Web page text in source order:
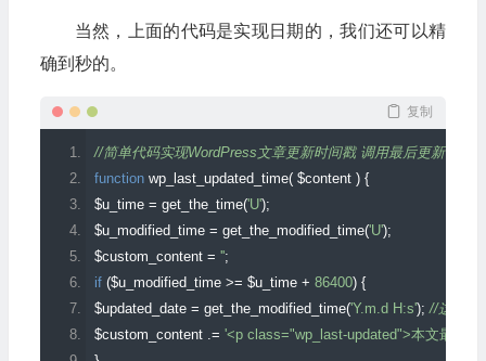
当然，上面的代码是实现日期的，我们还可以精
确到秒的。
复制
//简单代码实现WordPress文章更新时间戳 调用最后更新时间
function wp_last_updated_time( $content ) {
$u_time = get_the_time('U');
$u_modified_time = get_the_modified_time('U');
$custom_content = '';
if ($u_modified_time >= $u_time + 86400) {
$updated_date = get_the_modified_time('Y.m.d H:s'); //这里设
$custom_content .= '<p class="wp_last-updated">本文最后更